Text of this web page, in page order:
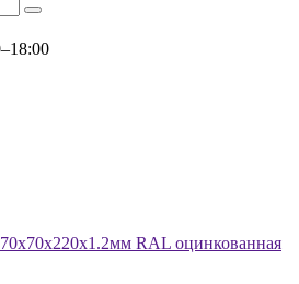
RAL оцинкованная